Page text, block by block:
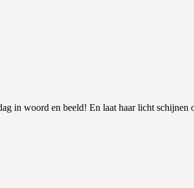
in woord en beeld! En laat haar licht schijnen